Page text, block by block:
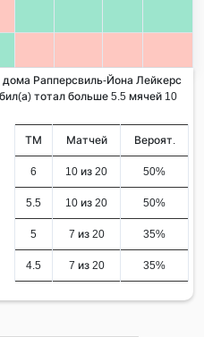
дома Рапперсвиль-Йона Лейкерс
тотал больше 5.5 мячей 10
ТМ Матчей Вероят.
6 10 из 20 50%
5.5 10 из 20 50%
5 7 из 20 35%
4.5 7 из 20 35%